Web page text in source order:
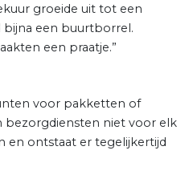
groeide uit tot een
bijna een buurtborrel.
een praatje.”
voor pakketten of
bezorgdiensten niet voor elk
en ontstaat er tegelijkertijd